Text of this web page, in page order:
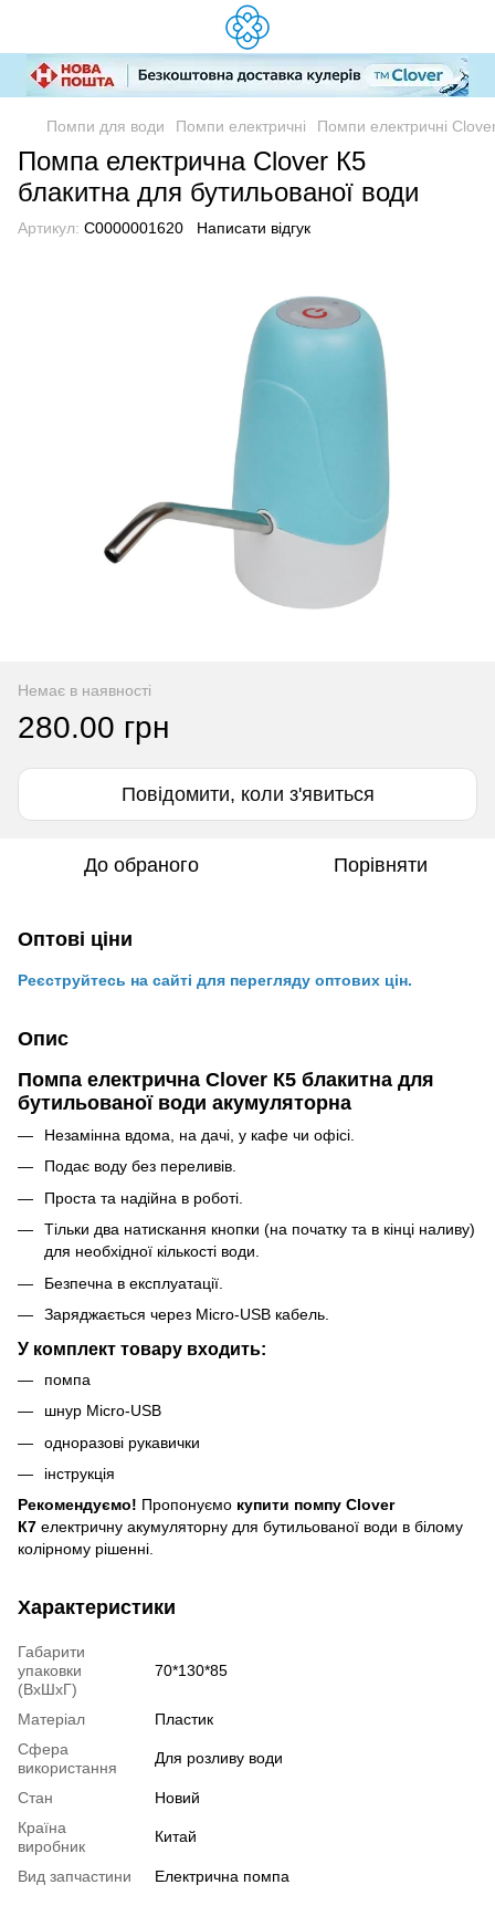
Помпи для води Помпи електричні Помпи електричні
Помпа електрична Clover К5
блакитна для бутильованої води
Артикул: C0000001620 Написати відгук
Немає в наявності
280.00 грн
Повідомити, коли з'явиться
До обраного Порівняти
Оптові ціни
Реєструйтесь на сайті для перегляду оптових цін.
Опис
Помпа електрична Clover К5 блакитна для
бутильованої води акумуляторна
Незамінна вдома, на дачі, у кафе чи офісі.
Подає воду без переливів.
Проста та надійна в роботі.
Тільки два натискання кнопки (на початку та в кінці наливу)
для необхідної кількості води.
Безпечна в експлуатації.
Заряджається через Micro-USB кабель.
У комплект товару входить:
помпа
шнур Micro-USB
одноразові рукавички
інструкція
Рекомендуємо! Пропонуємо купити помпу Clover
К7 електричну акумуляторну для бутильованої води в білому
колірному рішенні.
Характеристики
Габарити
упаковки
(ВхШхГ)
70*130*85
Матеріал
Пластик
Сфера
використання
Для розливу води
Стан
Новий
Країна
виробник
Китай
Вид запчастини Електрична помпа